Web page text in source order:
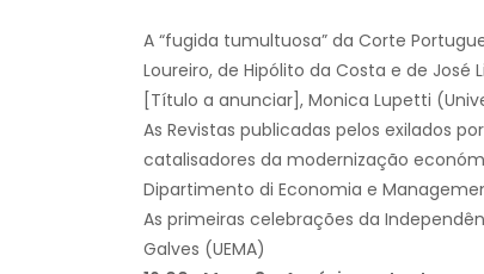
A “fugida tumultuosa” da Corte
Loureiro, de Hipólito da Costa e de José
[Título a anunciar], Monica Lupetti
As Revistas publicadas pelos exilados
catalisadores da modernização
Dipartimento di Economia e
As primeiras celebrações da
Galves (UEMA)